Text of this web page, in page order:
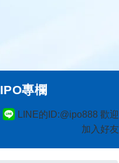
LINE的ID:@ipo888 歡迎
加入好友
IPO專欄